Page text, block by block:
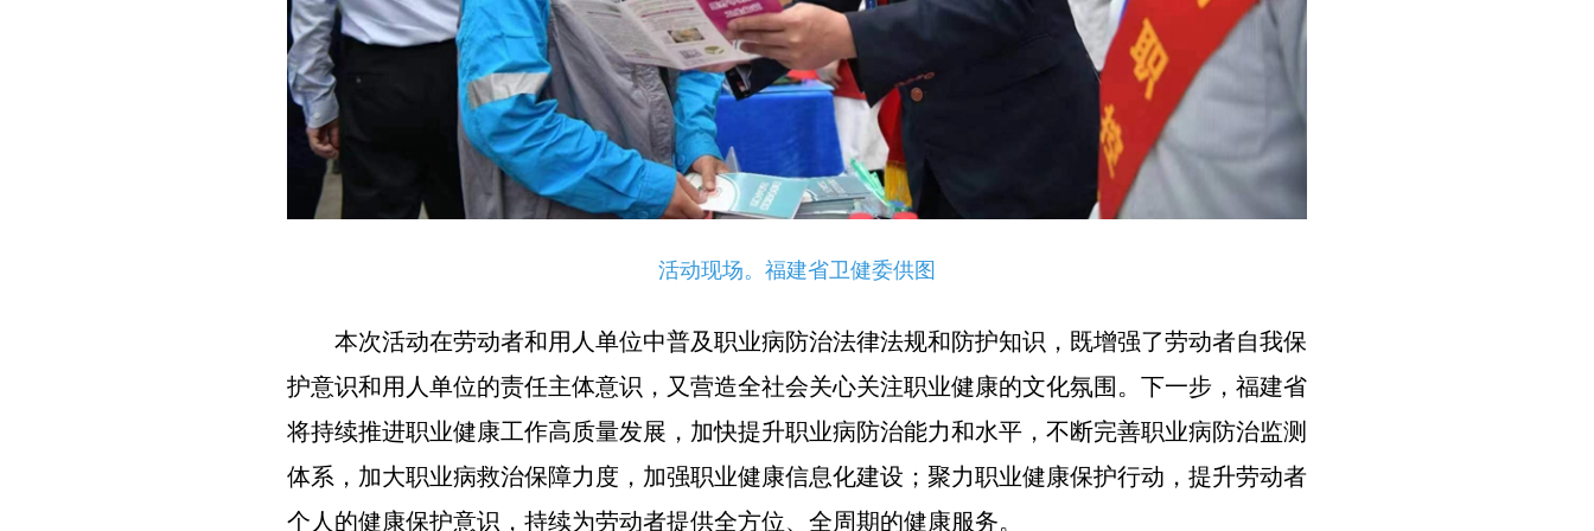
活动现场。福建省卫健委供图
本次活动在劳动者和用人单位中普及职业病防治法律法规和防护知识，既增强了劳动者自我保
护意识和用人单位的责任主体意识，又营造全社会关心关注职业健康的文化氛围。下一步，福建省
将持续推进职业健康工作高质量发展，加快提升职业病防治能力和水平，不断完善职业病防治监测
体系，加大职业病救治保障力度，加强职业健康信息化建设；聚力职业健康保护行动，提升劳动者
个人的健康保护意识，持续为劳动者提供全方位、全周期的健康服务。